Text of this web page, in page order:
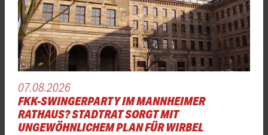
07.08.2026
FKK-SWINGERPARTY IM MANNHEIMER
RATHAUS? STADTRAT SORGT MIT
UNGEWÖHNLICHEM PLAN FÜR WIRBEL